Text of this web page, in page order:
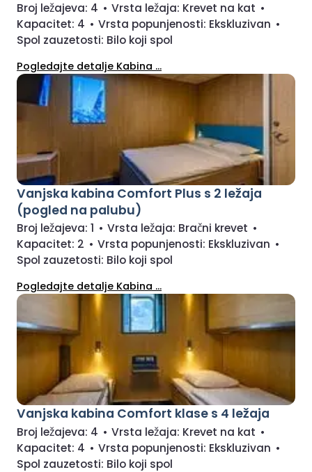
Broj ležajeva: 4 • Vrsta ležaja: Krevet na kat •
Kapacitet: 4 • Vrsta popunjenosti: Ekskluzivan •
Spol zauzetosti: Bilo koji spol
Pogledajte detalje Kabina ...
Vanjska kabina Comfort Plus s 2 ležaja
(pogled na palubu)
Broj ležajeva: 1 • Vrsta ležaja: Bračni krevet •
Kapacitet: 2 • Vrsta popunjenosti: Ekskluzivan •
Spol zauzetosti: Bilo koji spol
Pogledajte detalje Kabina ...
Vanjska kabina Comfort klase s 4 ležaja
Broj ležajeva: 4 • Vrsta ležaja: Krevet na kat •
Kapacitet: 4 • Vrsta popunjenosti: Ekskluzivan •
Spol zauzetosti: Bilo koji spol